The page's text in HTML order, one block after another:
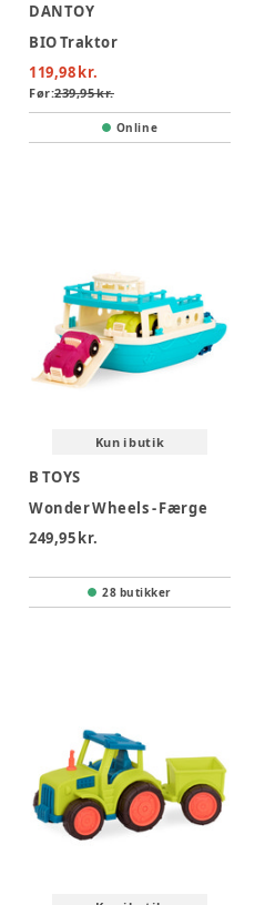
DANTOY
BIO Traktor
119,98 kr.
Før:239,95 kr.
Online
Kun i butik
B TOYS
Wonder Wheels - Færge
249,95 kr.
28 butikker